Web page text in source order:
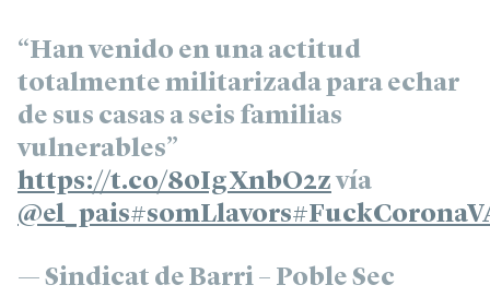
“Han venido en una actitud
totalmente militarizada para echar
de sus casas a seis familias
vulnerables”
https://t.co/80IgXnbO2zvía
@el_pais#somLlavors
— Sindicat de Barri – Poble Sec